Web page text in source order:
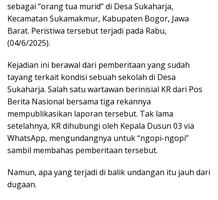
sebagai “orang tua murid” di Desa Sukaharja,
Kecamatan Sukamakmur, Kabupaten Bogor, Jawa
Barat. Peristiwa tersebut terjadi pada Rabu,
(04/6/2025).
Kejadian ini berawal dari pemberitaan yang sudah
tayang terkait kondisi sebuah sekolah di Desa
Sukaharja. Salah satu wartawan berinisial KR dari Pos
Berita Nasional bersama tiga rekannya
mempublikasikan laporan tersebut. Tak lama
setelahnya, KR dihubungi oleh Kepala Dusun 03 via
WhatsApp, mengundangnya untuk “ngopi-ngopi”
sambil membahas pemberitaan tersebut.
Namun, apa yang terjadi di balik undangan itu jauh dari
dugaan.